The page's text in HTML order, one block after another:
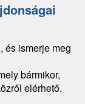
és ismerje meg
bármikor,
elérhető.